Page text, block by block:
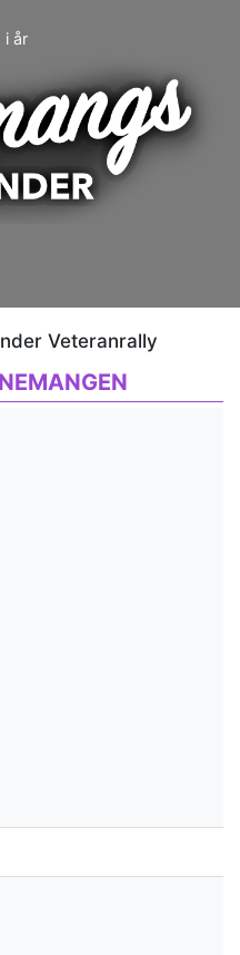
i år
Veteranrally